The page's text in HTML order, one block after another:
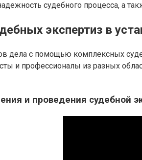
судебного процесса, а
экспертиз в
дела с помощью комплексных
и профессионалы из разных
и проведения судебной